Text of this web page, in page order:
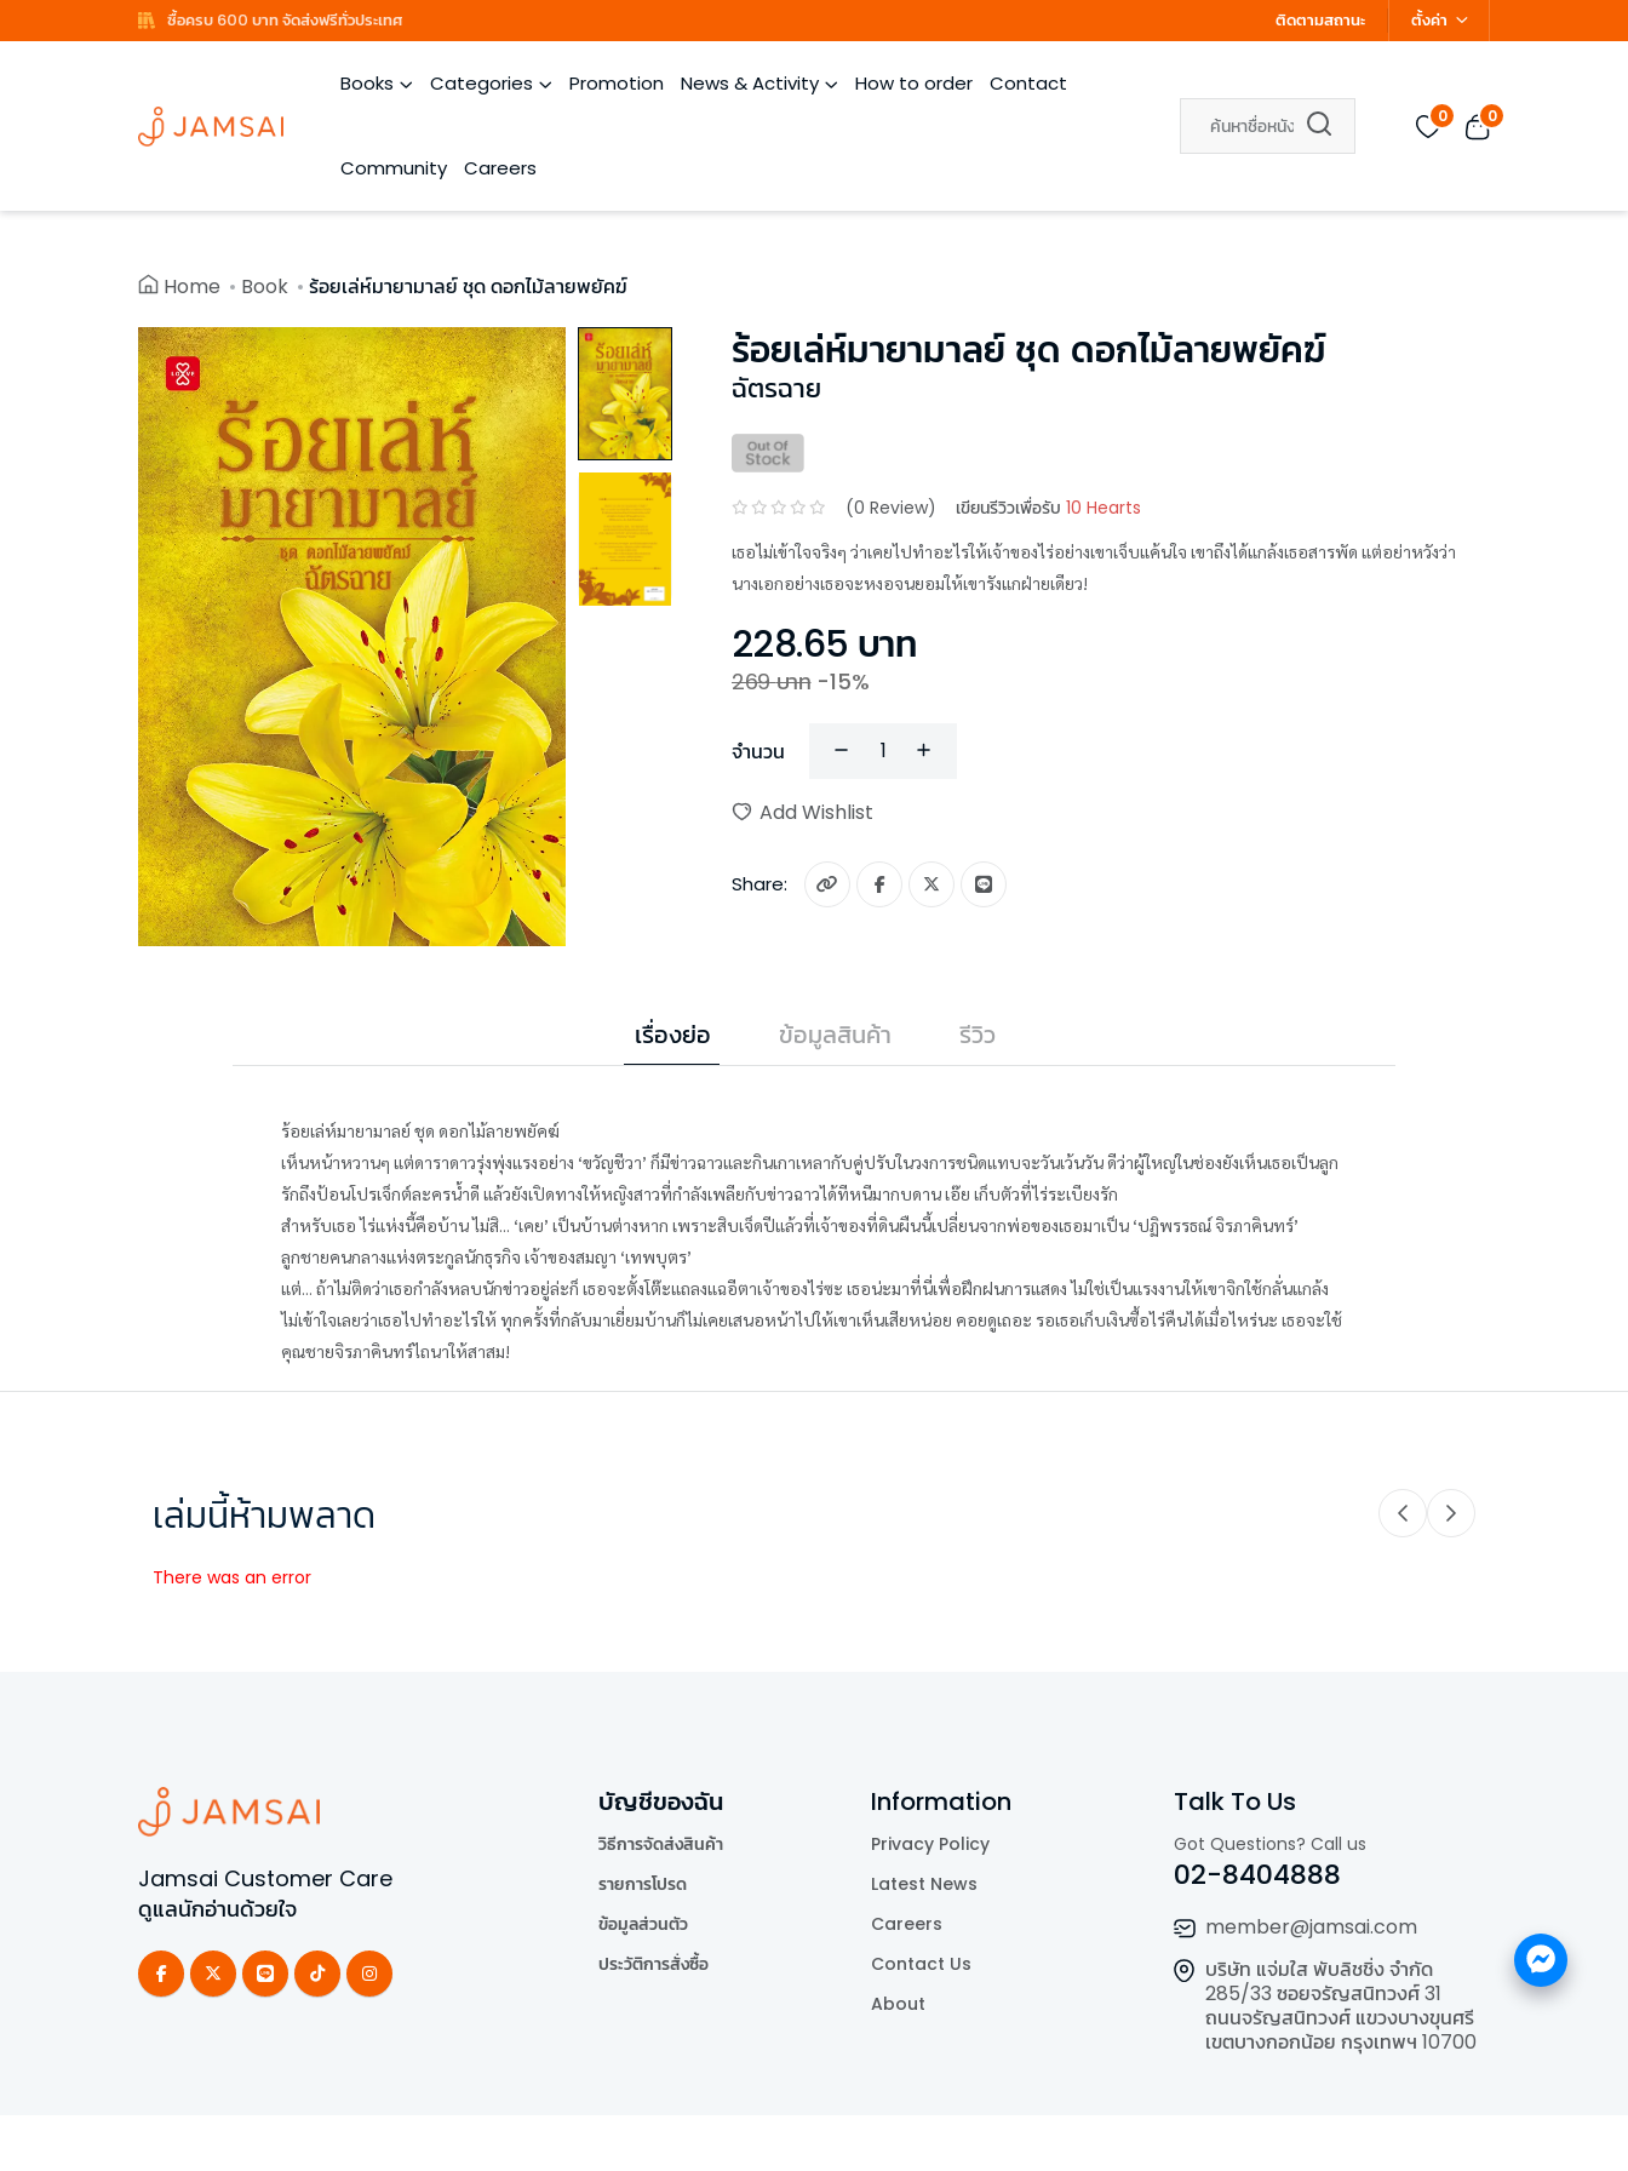
ซื้อครบ 600 บาท จัดส่งฟรีทั่วประเทศ ติดตามสถานะ ตั้งค่า
Books Categories Promotion News & Activity How to order Contact
Community Careers
0 0
Home Book ร้อยเล่ห์มายามาลย์ ชุด ดอกไม้ลายพยัคฆ์
ร้อยเล่ห์มายามาลย์ ชุด ดอกไม้ลายพยัคฆ์
ฉัตรฉาย
(0 Review) เขียนรีวิวเพื่อรับ 10 Hearts
เธอไม่เข้าใจจริงๆ ว่าเคยไปทำอะไรให้เจ้าของไร่อย่างเขาเจ็บแค้นใจ เขาถึงได้แกล้งเธอสารพัด แต่อย่าหวังว่า
นางเอกอย่างเธอจะหงอจนยอมให้เขารังแกฝ่ายเดียว!
228.65 บาท
269บาท -15%
จำนวน
Add Wishlist
Share:
เรื่องย่อ ข้อมูลสินค้า รีวิว
ร้อยเล่ห์มายามาลย์ ชุด ดอกไม้ลายพยัคฆ์
เห็นหน้าหวานๆ แต่ดาราดาวรุ่งพุ่งแรงอย่าง ‘ขวัญชีวา’ ก็มีข่าวฉาวและกินเกาเหลากับคู่ปรับในวงการชนิดแทบจะวันเว้นวัน ดีว่าผู้ใหญ่ในช่องยังเห็นเธอเป็นลูก
รักถึงป้อนโปรเจ็กต์ละครน้ำดี แล้วยังเปิดทางให้หญิงสาวที่กำลังเพลียกับข่าวฉาวได้ทีหนีมากบดาน เอ๊ย เก็บตัวที่ไร่ระเบียงรัก
สำหรับเธอ ไร่แห่งนี้คือบ้าน ไม่สิ... ‘เคย’ เป็นบ้านต่างหาก เพราะสิบเจ็ดปีแล้วที่เจ้าของที่ดินผืนนี้เปลี่ยนจากพ่อของเธอมาเป็น ‘ปฏิพรรธณ์ จิรภาคินทร์’
ลูกชายคนกลางแห่งตระกูลนักธุรกิจ เจ้าของสมญา ‘เทพบุตร’
แต่... ถ้าไม่ติดว่าเธอกำลังหลบนักข่าวอยู่ล่ะก็ เธอจะตั้งโต๊ะแถลงแฉอีตาเจ้าของไร่ซะ เธอน่ะมาที่นี่เพื่อฝึกฝนการแสดง ไม่ใช่เป็นแรงงานให้เขาจิกใช้กลั่นแกล้ง
ไม่เข้าใจเลยว่าเธอไปทำอะไรให้ ทุกครั้งที่กลับมาเยี่ยมบ้านก็ไม่เคยเสนอหน้าไปให้เขาเห็นเสียหน่อย คอยดูเถอะ รอเธอเก็บเงินซื้อไร่คืนได้เมื่อไหร่นะ เธอจะใช้
คุณชายจิรภาคินทร์ไถนาให้สาสม!
เล่มนี้ห้ามพลาด
There was an error
Jamsai Customer Care
ดูแลนักอ่านด้วยใจ
บัญชีของฉัน
วิธีการจัดส่งสินค้า
รายการโปรด
ข้อมูลส่วนตัว
ประวัติการสั่งซื้อ
Information
Privacy Policy
Latest News
Careers
Contact Us
About
Talk To Us
Got Questions? Call us
02-8404888
member@jamsai.com
บริษัท แจ่มใส พับลิชชิ่ง จำกัด
285/33 ซอยจรัญสนิทวงศ์ 31
ถนนจรัญสนิทวงศ์ แขวงบางขุนศรี
เขตบางกอกน้อย กรุงเทพฯ 10700